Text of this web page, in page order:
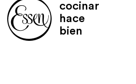
cocinar
hace
bien